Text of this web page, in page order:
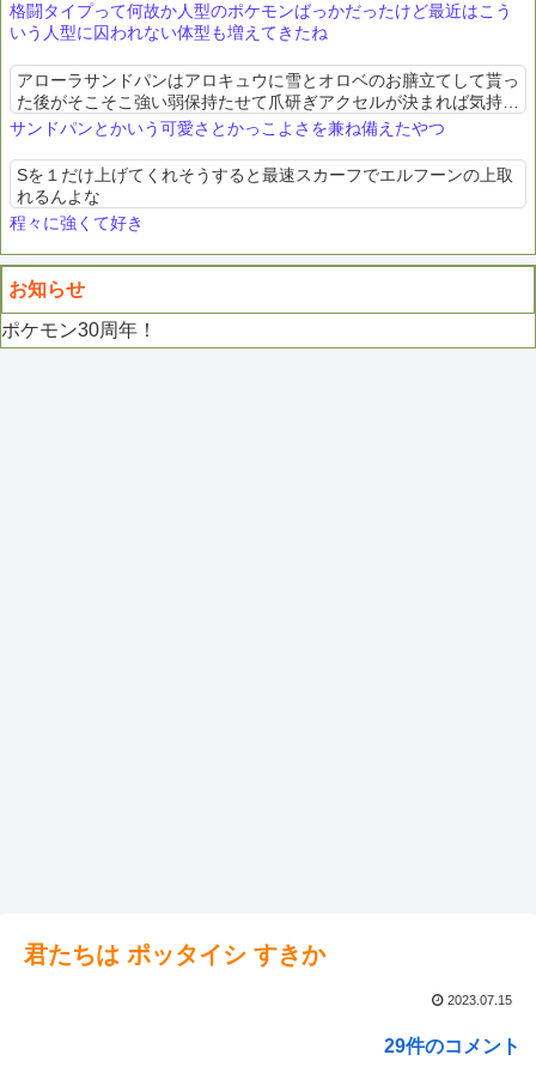
格闘タイプって何故か人型のポケモンばっかだったけど最近はこう
いう人型に囚われない体型も増えてきたね
アローラサンドパンはアロキュウに雪とオロベのお膳立てして貰っ
た後がそこそこ強い弱保持たせて爪研ぎアクセルが決まれば気持ち
良い
サンドパンとかいう可愛さとかっこよさを兼ね備えたやつ
Sを１だけ上げてくれそうすると最速スカーフでエルフーンの上取
れるんよな
程々に強くて好き
お知らせ
ポケモン30周年！
君たちは ポッタイシ すきか
2023.07.15
29件のコメント